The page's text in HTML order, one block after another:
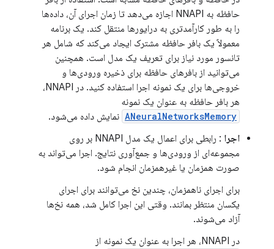
حافظه به NNAPI اجازه می‌دهد تا زمان اجرای آن، داده‌ها
را به طور کارآمدتری به درایورها منتقل کند. یک برنامه
معمولاً یک بافر حافظه مشترک ایجاد می‌کند که شامل هر
تانسور مورد نیاز برای تعریف یک مدل است. همچنین
می‌توانید از بافرهای حافظه برای ذخیره ورودی‌ها و
خروجی‌ها برای یک نمونه اجرا استفاده کنید. در NNAPI،
هر بافر حافظه به عنوان یک نمونه
ANeuralNetworksMemory نمایش داده می‌شود.
اجرا
: رابطی برای اعمال یک مدل NNAPI بر روی
مجموعه‌ای از ورودی‌ها و جمع‌آوری نتایج. اجرا می‌تواند به
صورت همزمان یا غیرهمزمان انجام شود.
برای اجرای ناهمزمان، چندین نخ می‌توانند برای اجرای
یکسان منتظر بمانند. وقتی این اجرا کامل شد، همه نخ‌ها
آزاد می‌شوند.
در NNAPI، هر اجرا به عنوان یک نمونه از